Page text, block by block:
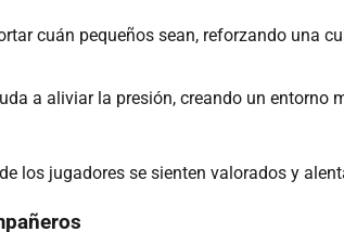
cuán pequeños sean, reforzando una
a aliviar la presión, creando un entorno
los jugadores se sienten valorados y